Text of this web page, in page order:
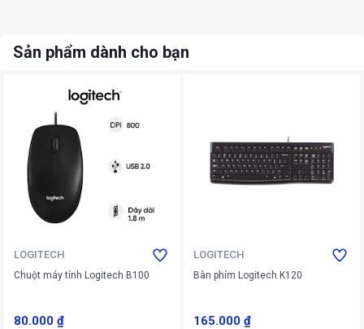
Sản phẩm dành cho bạn
LOGITECH
Chuột máy tính Logitech B100
80.000 ₫
LOGITECH
Bàn phím Logitech K120
165.000 ₫